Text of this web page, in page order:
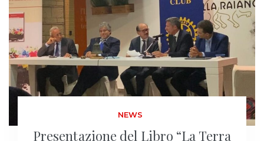
NEWS
Presentazione del Libro “La Terra